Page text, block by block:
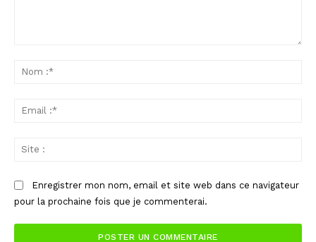
Enregistrer mon nom, email et site web dans ce navigateur
pour la prochaine fois que je commenterai.